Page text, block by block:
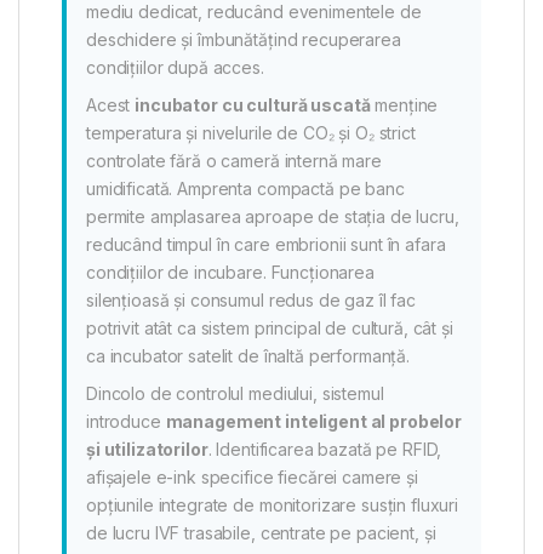
mediu dedicat, reducând evenimentele de
deschidere și îmbunătățind recuperarea
condițiilor după acces.
Acest incubator cu cultură uscatămenține
temperatura și nivelurile de CO₂ și O₂ strict
controlate fără o cameră internă mare
umidificată. Amprenta compactă pe banc
permite amplasarea aproape de stația de lucru,
reducând timpul în care embrionii sunt în afara
condițiilor de incubare. Funcționarea
silențioasă și consumul redus de gaz îl fac
potrivit atât ca sistem principal de cultură, cât și
ca incubator satelit de înaltă performanță.
Dincolo de controlul mediului, sistemul
introduce management inteligent al probelor
și utilizatorilor. Identificarea bazată pe RFID,
afișajele e-ink specifice fiecărei camere și
opțiunile integrate de monitorizare susțin fluxuri
de lucru IVF trasabile, centrate pe pacient, și